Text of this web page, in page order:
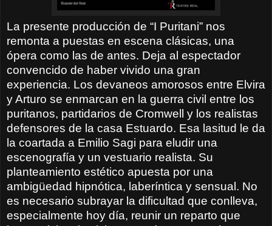
La presente producción de “I Puritani” nos
remonta a puestas en escena clásicas, una
ópera como las de antes. Deja al espectador
convencido de haber vivido una gran
experiencia. Los devaneos amorosos entre Elvira
y Arturo se enmarcan en la guerra civil entre los
puritanos, partidarios de Cromwell y los realistas
defensores de la casa Estuardo. Esa lasitud le da
la coartada a Emilio Sagi para eludir una
escenografía y un vestuario realista. Su
planteamiento estético apuesta por una
ambigüedad hipnótica, laberíntica y sensual. No
es necesario subrayar la dificultad que conlleva,
especialmente hoy día, reunir un reparto que